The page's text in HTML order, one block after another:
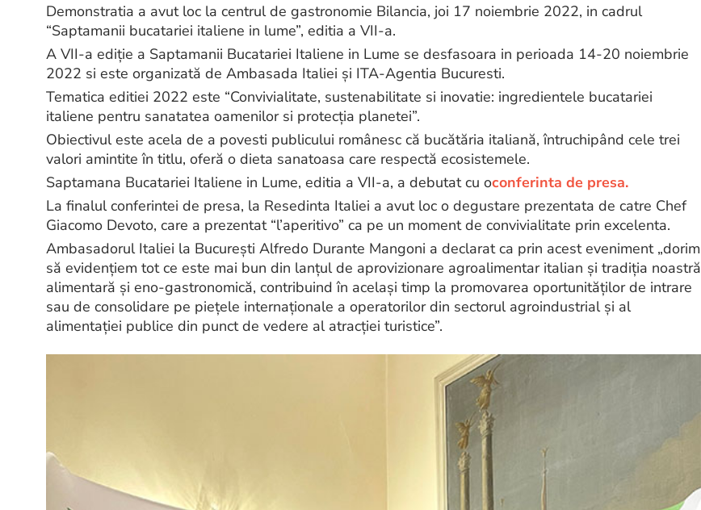
Demonstratia a avut loc la centrul de gastronomie Bilancia, joi 17 noiembrie 2022, in cadrul
“Saptamanii bucatariei italiene in lume”, editia a VII-a.
A VII-a ediție a Saptamanii Bucatariei Italiene in Lume se desfasoara in perioada 14-20 noiembrie
2022 si este organizată de Ambasada Italiei şi ITA-Agentia Bucuresti.
Tematica editiei 2022 este “Convivialitate, sustenabilitate si inovatie: ingredientele bucatariei
italiene pentru sanatatea oamenilor si protecţia planetei”.
Obiectivul este acela de a povesti publicului românesc că bucătăria italiană, întruchipând cele trei
valori amintite în titlu, oferă o dieta sanatoasa care respectă ecosistemele.
Saptamana Bucatariei Italiene in Lume, editia a VII-a, a debutat cu oconferinta de presa.
La finalul conferintei de presa, la Resedinta Italiei a avut loc o degustare prezentata de catre Chef
Giacomo Devoto, care a prezentat “l’aperitivo” ca pe un moment de convivialitate prin excelenta.
Ambasadorul Italiei la București Alfredo Durante Mangoni a declarat ca prin acest eveniment „dorim
să evidenţiem tot ce este mai bun din lanțul de aprovizionare agroalimentar italian și tradiția noastră
alimentară și eno-gastronomică, contribuind în același timp la promovarea oportunităților de intrare
sau de consolidare pe piețele internaționale a operatorilor din sectorul agroindustrial și al
alimentației publice din punct de vedere al atracției turistice”.